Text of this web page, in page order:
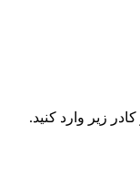
زیر وارد کنید.